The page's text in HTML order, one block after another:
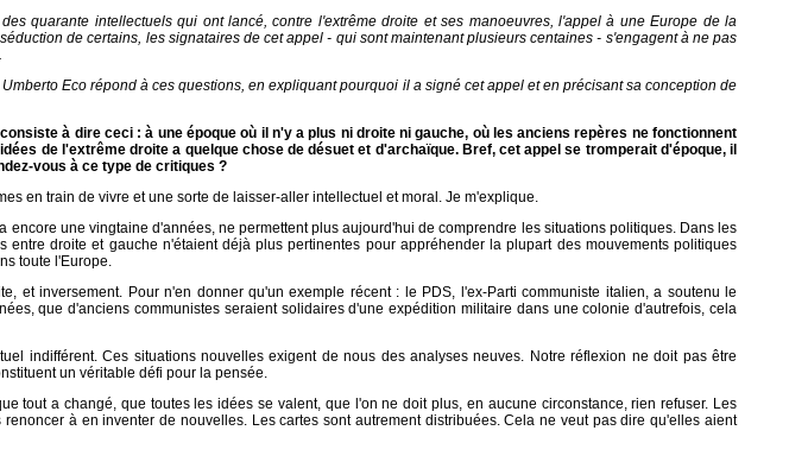
quarante intellectuels qui ont lancé, contre l'extrême droite et ses manoeuvres, l'appel à une Europe de la
de certains, les signataires de cet appel - qui sont maintenant plusieurs centaines - s'engagent à ne pas
Eco répond à ces questions, en expliquant pourquoi il a signé cet appel et en précisant sa conception de
à dire ceci : à une époque où il n'y a plus ni droite ni gauche, où les anciens repères ne fonctionnent
de l'extrême droite a quelque chose de désuet et d'archaïque. Bref, cet appel se tromperait d'époque, il
vous à ce type de critiques ?
en train de vivre et une sorte de laisser-aller intellectuel et moral. Je m'explique.
une vingtaine d'années, ne permettent plus aujourd'hui de comprendre les situations politiques. Dans les
droite et gauche n'étaient déjà plus pertinentes pour appréhender la plupart des mouvements politiques
toute l'Europe.
et inversement. Pour n'en donner qu'un exemple récent : le PDS, l'ex-Parti communiste italien, a soutenu le
que d'anciens communistes seraient solidaires d'une expédition militaire dans une colonie d'autrefois, cela
indifférent. Ces situations nouvelles exigent de nous des analyses neuves. Notre réflexion ne doit pas être
un véritable défi pour la pensée.
tout a changé, que toutes les idées se valent, que l'on ne doit plus, en aucune circonstance, rien refuser. Les
à en inventer de nouvelles. Les cartes sont autrement distribuées. Cela ne veut pas dire qu'elles aient